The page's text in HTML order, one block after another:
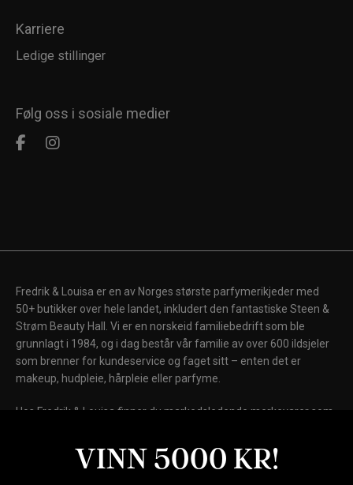
Karriere
Ledige stillinger
Følg oss i sosiale medier
Fredrik & Louisa er en av Norges største parfymerikjeder med
50+ butikker over hele landet, inkludert den fantastiske Steen &
Strøm Beauty Hall. Vi er en norskeid familiebedrift som ble
grunnlagt i 1984, og i dag består vår familie av over 600 ildsjeler
som brenner for kundeservice og faget sitt – enten det er
makeup, hudpleie, hårpleie eller parfyme.
Hos Fredrik & Louisa finner du markedsledende merkevarer som
Lancôme og Elizabeth Arden, samt internasjonale kultmerker
som Fenty Beauty, MAC Cosmetics, Kiehl's, NARS, Drunk
VINN 5000 KR!